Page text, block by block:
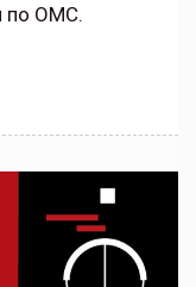
по ОМС.